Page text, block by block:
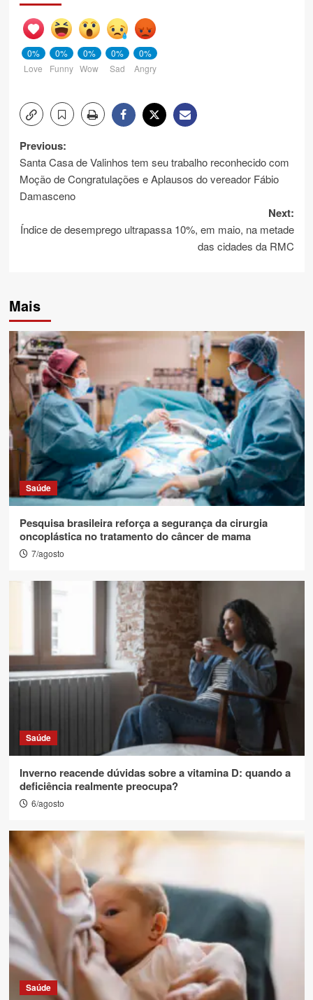
0%
Love
0%
Funny
0%
Wow
0%
Sad
0%
Angry
Post
navigation
Previous:
Santa Casa de Valinhos tem seu trabalho reconhecido com
Moção de Congratulações e Aplausos do vereador Fábio
Damasceno
Next:
Índice de desemprego ultrapassa 10%, em maio, na metade
das cidades da RMC
Mais
Saúde
Pesquisa brasileira reforça a segurança da cirurgia
oncoplástica no tratamento do câncer de mama
7/agosto
Saúde
Inverno reacende dúvidas sobre a vitamina D: quando a
deficiência realmente preocupa?
6/agosto
Saúde